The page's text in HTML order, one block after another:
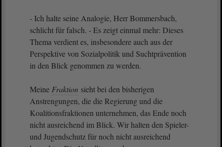
- Ich halte seine Analogie, Herr Bommersbach,
schlicht für falsch. - Es zeigt einmal mehr: Dieses
Thema verdient es, insbesondere auch aus der
Perspektive von Sozialpolitik und Suchtprävention
in den Blick genommen zu werden.
Meine Fraktion sieht bei den bisherigen
Anstrengungen, die die Regierung und die
Koalitionsfraktionen unternehmen, das Ende noch
nicht ausreichend im Blick. Wir halten den Spieler-
und Jugendschutz für noch nicht ausreichend